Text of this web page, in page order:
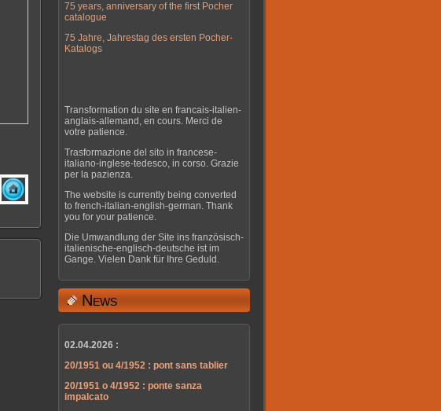
75 years, anniversary of the first Pocher
catalogue
75 Jahre, Jahrestag des ersten Pocher-
Katalogs
Transformation du site en francais-italien-
anglais-allemand, en cours. Merci de
votre patience.
Trasformazione del sito in francese-
italiano-inglese-tedesco, in corso. Grazie
per la pazienza.
The website is currently being converted
to french-italian-english-german. Thank
you for your patience.
Die Umwandlung der Site ins französisch-
italienische-englisch-deutsche ist im
Gange. Vielen Dank für Ihre Geduld.
News
02.04.2026 :
20/1951 ou 4/1952 : pont sans tablier
20/1951 o 4/1952 : ponte sanza
impalcato